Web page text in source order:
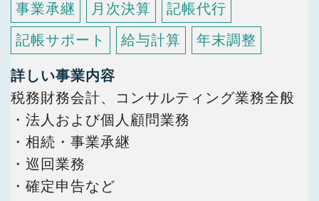
事業承継
月次決算
記帳代行
記帳サポート
給与計算 年末調整
詳しい事業内容
税務財務会計、コンサルティング業務全般
・法人および個人顧問業務
・相続・事業承継
・巡回業務
・確定申告など